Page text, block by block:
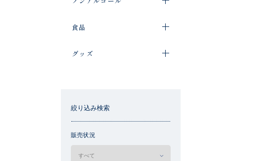
食品
グッズ
絞り込み検索
販売状況